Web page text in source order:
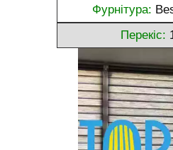
Фурнітура:
Перекіс: